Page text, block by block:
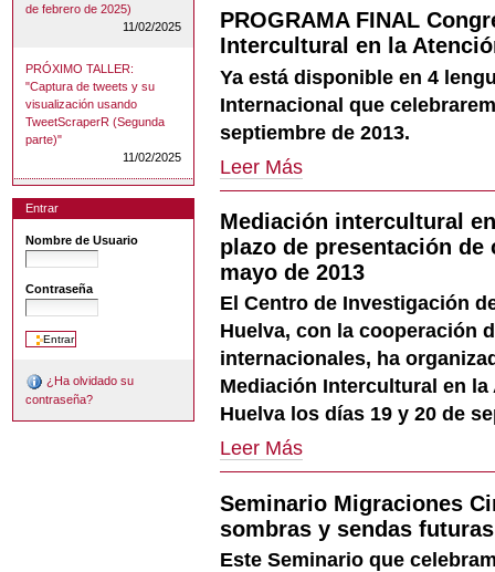
de febrero de 2025)
11/02/2025
PRÓXIMO TALLER:
"Captura de tweets y su
visualización usando
TweetScraperR (Segunda
parte)"
11/02/2025
Entrar
Nombre de Usuario
Contraseña
¿Ha olvidado su
contraseña?
la
interculturalidad
-
Análisis
de
normativas
en
ámbito
de
la
y
la
interculturalidad
-
PROGRAMA FINAL
Intercultural en la
Ya está disponible en 4
Internacional que
septiembre de 2013.
PROGRAMA
FINAL
Internacional
Mediación
Intercultural
en
la
Atención
en
Salud
-
Leer Más
Mediación intercultural
plazo de presentación
mayo de 2013
El Centro de Investigación
Huelva, con la cooperación
internacionales, ha
Mediación Intercultural en
Huelva los días 19 y 20 de
Mediación
intercultural
la
atención
salud:
Leer Más
Seminario Migraciones
sombras y sendas
Este Seminario que